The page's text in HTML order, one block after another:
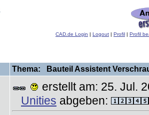
CAD.de Login | Logout | Profil | Profil
Thema: Bauteil Assistent
erstellt am: 25.
Unities abgeben: